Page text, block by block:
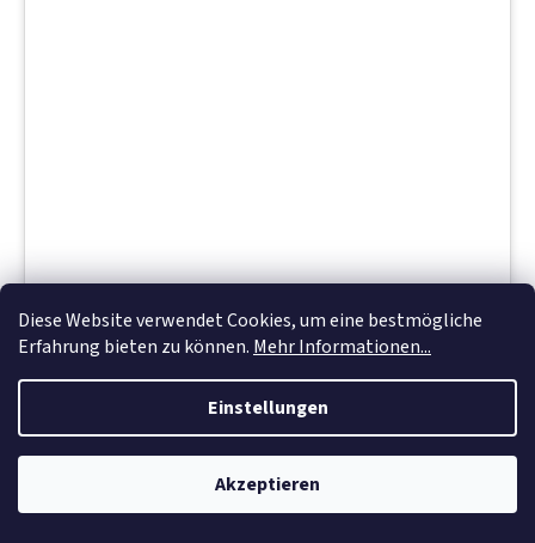
Diese Website verwendet Cookies, um eine bestmögliche
Erfahrung bieten zu können. Mehr Informationen...
Einstellungen
Akzeptieren
09892 , Scotch-Brite Roloc Typ T Lamellenbürste
MS-ZR (weiß) – Oberflächenfinish &
Vorbereitung, 75 mm
Sofort lieferbar(4 Stck)